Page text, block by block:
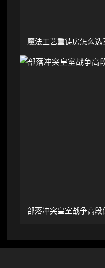
魔法工艺重铸房怎么
部落冲突皇室战争高